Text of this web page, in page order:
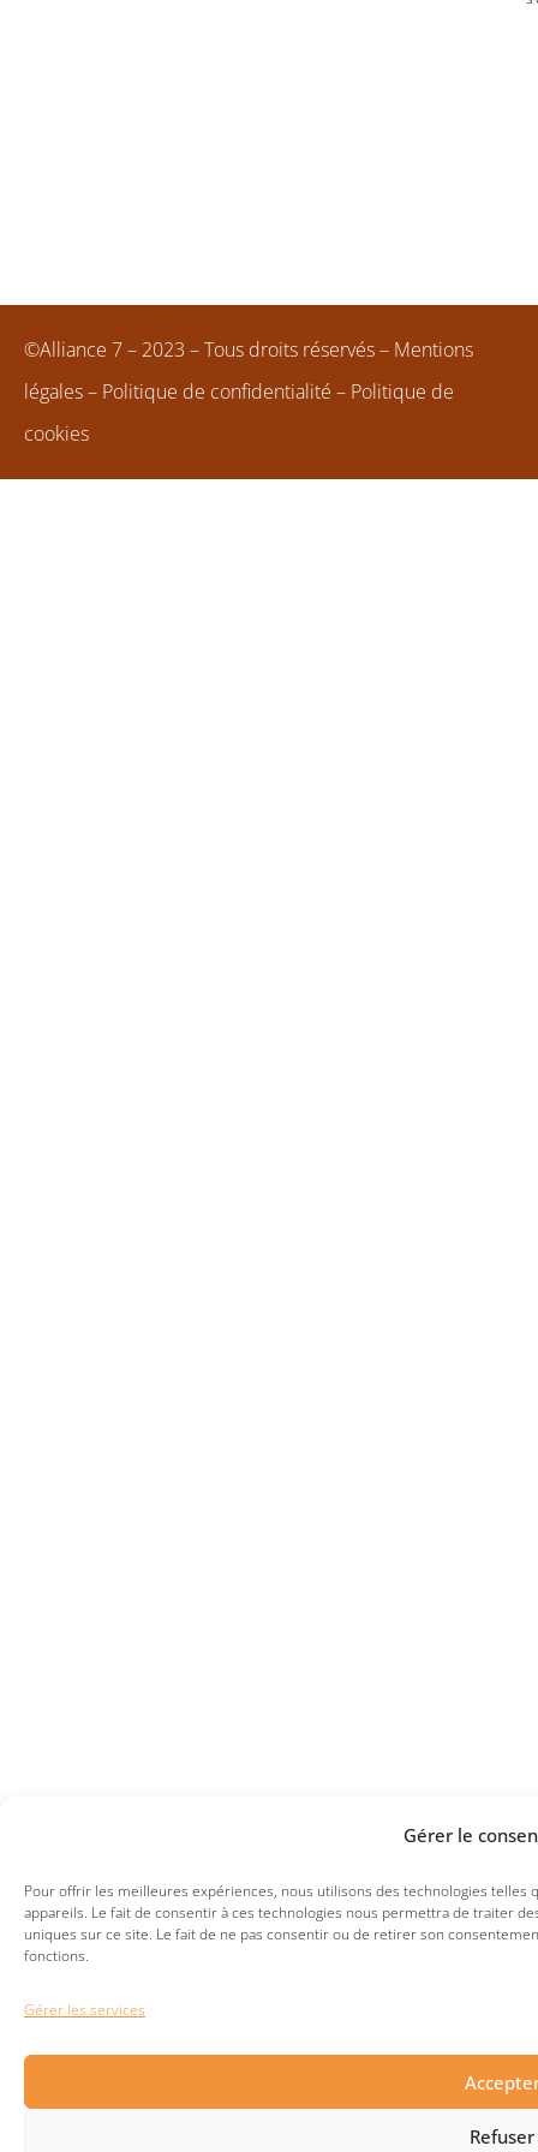
Gérer le
Pour offrir les meilleures expériences, nous utilisons des technologies
appareils. Le fait de consentir à ces technologies nous permettra de traiter
uniques sur ce site. Le fait de ne pas consentir ou de retirer son
fonctions.
Gérer les services
Refuser
©Alliance 7 – 2023 – Tous droits réservés – Mentions
légales– Politique de confidentialité – Politique de
cookies